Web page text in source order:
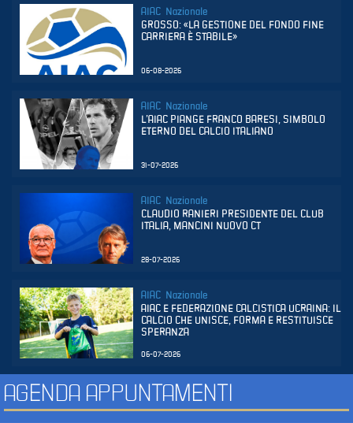
AIAC Nazionale
GROSSO: «LA GESTIONE DEL FONDO FINE
CARRIERA È STABILE»
06-08-2026
AIAC Nazionale
L’AIAC PIANGE FRANCO BARESI, SIMBOLO
ETERNO DEL CALCIO ITALIANO
31-07-2026
AIAC Nazionale
CLAUDIO RANIERI PRESIDENTE DEL CLUB
ITALIA, MANCINI NUOVO CT
28-07-2026
AIAC Nazionale
AIAC E FEDERAZIONE CALCISTICA UCRAINA: IL
CALCIO CHE UNISCE, FORMA E RESTITUISCE
SPERANZA
06-07-2026
AGENDA APPUNTAMENTI